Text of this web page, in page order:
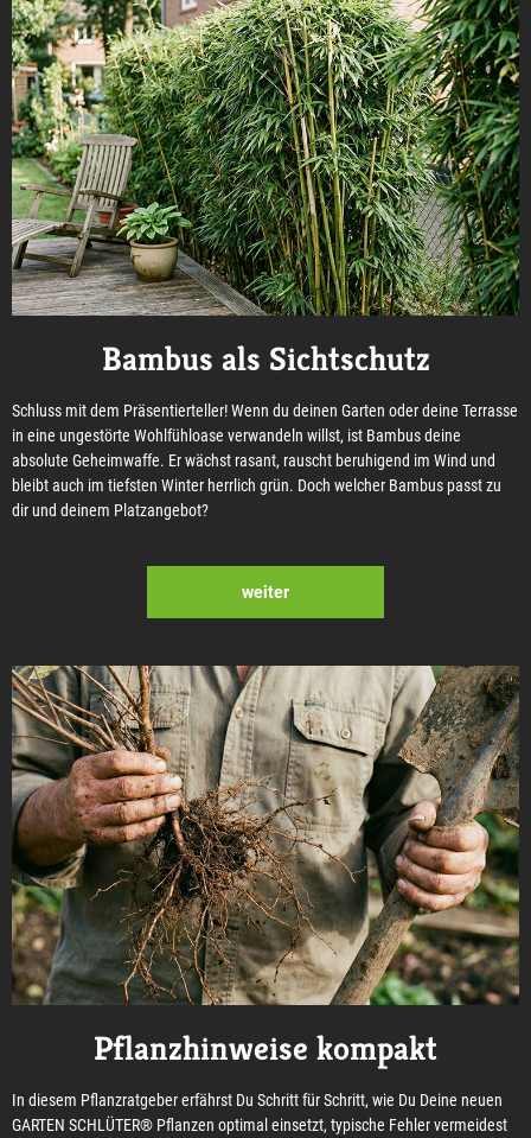
Bambus als Sichtschutz
Schluss mit dem Präsentierteller! Wenn du deinen Garten oder deine Terrasse
in eine ungestörte Wohlfühloase verwandeln willst, ist Bambus deine
absolute Geheimwaffe. Er wächst rasant, rauscht beruhigend im Wind und
bleibt auch im tiefsten Winter herrlich grün. Doch welcher Bambus passt zu
dir und deinem Platzangebot?
weiter
Pflanzhinweise kompakt
In diesem Pflanzratgeber erfährst Du Schritt für Schritt, wie Du Deine neuen
GARTEN SCHLÜTER® Pflanzen optimal einsetzt, typische Fehler vermeidest